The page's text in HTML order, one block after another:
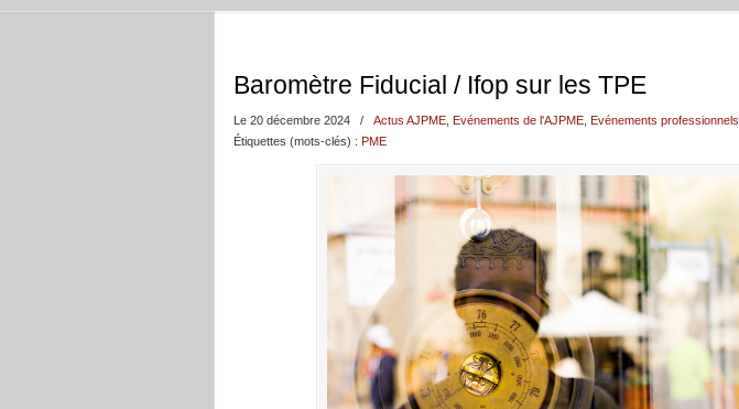
Baromètre Fiducial / Ifop sur les TPE
Le 20 décembre 2024 / Actus AJPME Evénements de l'AJPME Evénements professionnels
Étiquettes (mots-clés) : PME